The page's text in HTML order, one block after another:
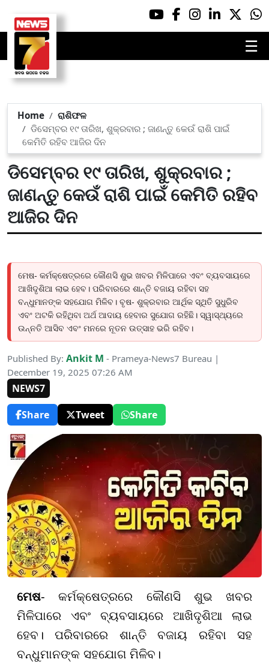
☰
Home
ରାଶିଫଳ
ଡିସେମ୍ବର ୧୯ ତାରିଖ, ଶୁକ୍ରବାର ; ଜାଣନ୍ତୁ କେଉଁ ରାଶି ପାଇଁ
କେମିତି ରହିବ ଆଜିର ଦିନ
ଡିସେମ୍ବର ୧୯ ତାରିଖ, ଶୁକ୍ରବାର ;
ଜାଣନ୍ତୁ କେଉଁ ରାଶି ପାଇଁ କେମିତି ରହିବ
ଆଜିର ଦିନ
ମେଷ- କର୍ମକ୍ଷେତ୍ରରେ କୌଣସି ଶୁଭ ଖବର ମିଳିପାରେ ଏବଂ ବ୍ୟବସାୟରେ
ଆଖିଦୃଶିଆ ଲାଭ ହେବ। ପରିବାରରେ ଶାନ୍ତି ବଜାୟ ରହିବା ସହ
ବନ୍ଧୁମାନଙ୍କ ସହଯୋଗ ମିଳିବ। ବୃଷ- ଶୁକ୍ରବାର ଆର୍ଥିକ ସ୍ଥିତି ସୁଧୁରିବ
ଏବଂ ଅଟକି ରହିଥିବା ଅର୍ଥ ଆଦାୟ ହେବାର ସୁଯୋଗ ରହିଛି। ସ୍ୱାସ୍ଥ୍ୟରେ
ଉନ୍ନତି ଆସିବ ଏବଂ ମନରେ ନୂତନ ଉତ୍ସାହ ଭରି ରହିବ।
Published By: Ankit M - Prameya-News7 Bureau |
December 19, 2025 07:26 AM
NEWS7
Share
Tweet Share
ମେଷ- କର୍ମକ୍ଷେତ୍ରରେ କୌଣସି ଶୁଭ ଖବର
ମିଳିପାରେ ଏବଂ ବ୍ୟବସାୟରେ ଆଖିଦୃଶିଆ ଲାଭ
ହେବ। ପରିବାରରେ ଶାନ୍ତି ବଜାୟ ରହିବା ସହ
ବନ୍ଧୁମାନଙ୍କ ସହଯୋଗ ମିଳିବ।